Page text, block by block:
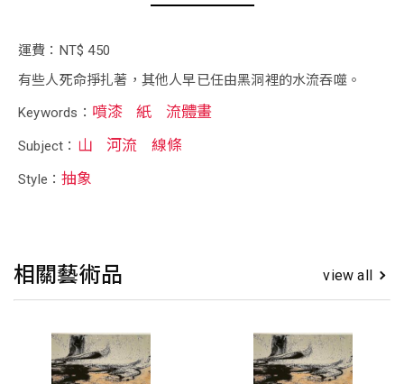
運費：NT$ 450
有些人死命掙扎著，其他人早已任由黑洞裡的水流吞噬。
Keywords： 噴漆 紙 流體畫
Subject： 山 河流 線條
Style：抽象
相關藝術品 view all